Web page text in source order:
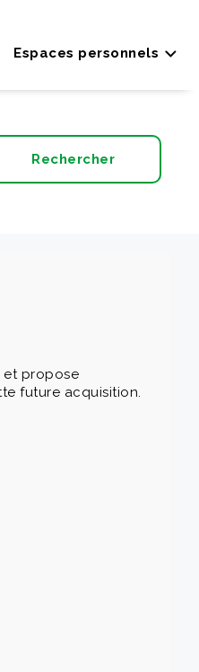
Espaces personnels
et propose
future acquisition.